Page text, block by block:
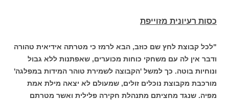
כסות רעיונית מזוייפת
"לכל קבוצת לחץ שם כוזב, הבא לרמז כי מטרתה אידיאית טהורה
ודבר אין לה עם משחקי כוחות מכוערים, שאפתנות ללא גבול
ונוחיות בוטה. כך למשל 'הקבוצה לשמירת טוהר המידות במפלגה'
מורכבת מקבוצת נוכלים זולים, שמעולם לא יצאה מילת אמת
מפיה. שנגד מחציתם מתנהלת חקירה פלילית ואשר מטרתם